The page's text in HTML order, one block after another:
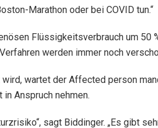
Marathon oder bei COVID tun.“
Flüssigkeitsverbrauch um 50
werden immer noch
wartet der Affected person
Anspruch nehmen.
sagt Biddinger. „Es gibt